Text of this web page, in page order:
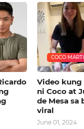
COCO
Video
ni Coco at
de Mesa
viral
June 01, 2024